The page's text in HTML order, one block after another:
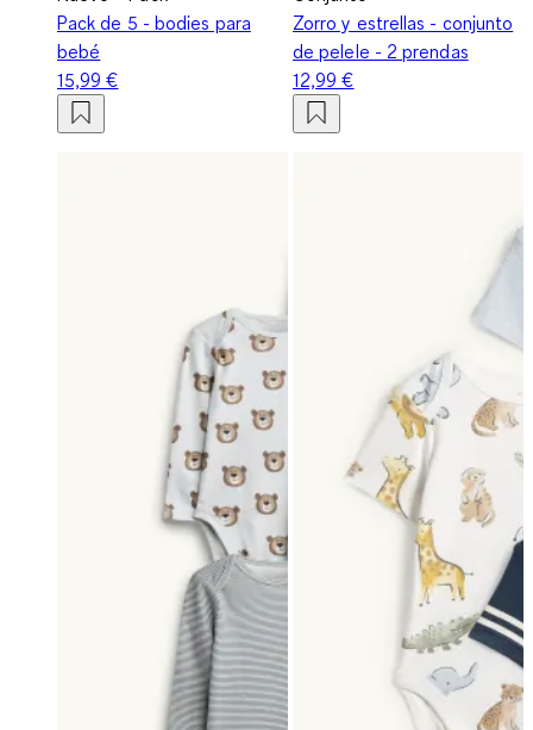
Pack de 5 - bodies para
bebé
15,99 €
Zorro y estrellas - conjunto
de pelele - 2 prendas
12,99 €